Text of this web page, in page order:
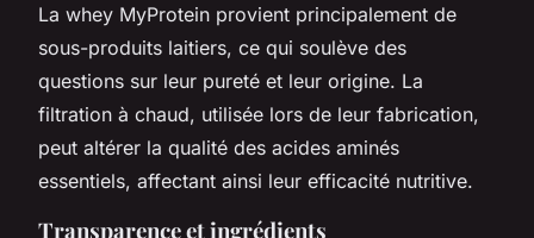
La whey MyProtein provient principalement de
sous-produits laitiers, ce qui soulève des
questions sur leur pureté et leur origine. La
filtration à chaud, utilisée lors de leur fabrication,
peut altérer la qualité des acides aminés
essentiels, affectant ainsi leur efficacité nutritive.
Transparence et ingrédients